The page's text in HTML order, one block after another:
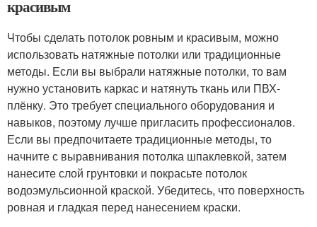
красивым
Чтобы сделать потолок ровным и красивым, можно
использовать натяжные потолки или традиционные
методы. Если вы выбрали натяжные потолки, то вам
нужно установить каркас и натянуть ткань или ПВХ-
плёнку. Это требует специального оборудования и
навыков, поэтому лучше пригласить профессионалов.
Если вы предпочитаете традиционные методы, то
начните с выравнивания потолка шпаклевкой, затем
нанесите слой грунтовки и покрасьте потолок
водоэмульсионной краской. Убедитесь, что поверхность
ровная и гладкая перед нанесением краски.